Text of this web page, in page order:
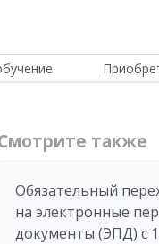
также
Обязательный
на электронные
документы (ЭПД) с